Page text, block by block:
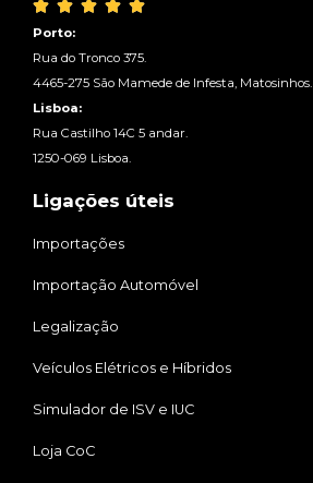
    
Porto:
Rua do Tronco 375.
4465-275 São Mamede de Infesta, Matosinhos.
Lisboa:
Rua Castilho 14C 5 andar.
1250-069 Lisboa.
Ligações úteis
Importações
Importação Automóvel
Legalização
Veículos Elétricos e Híbridos
Simulador de ISV e IUC
Loja CoC